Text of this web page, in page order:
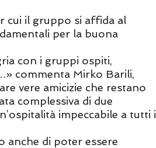
cui il gruppo si affida al
per la buona
con i gruppi ospiti,
commenta Mirko Barili,
vere amicizie che restano
complessiva di due
impeccabile a tutti i
anche di poter essere